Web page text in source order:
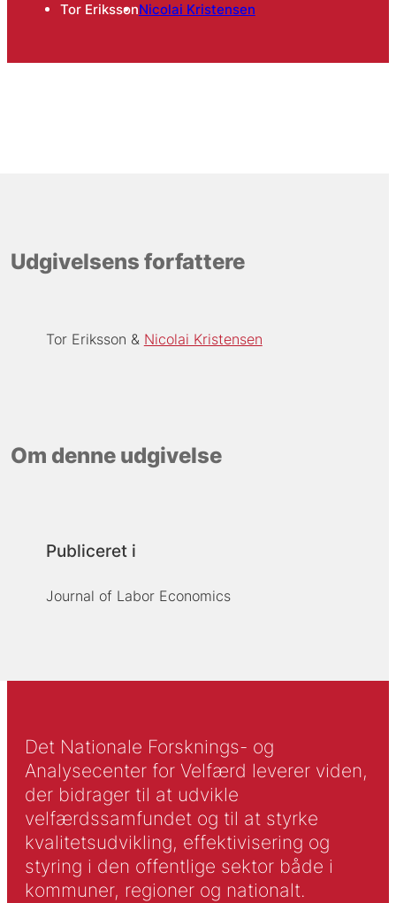
Tor ErikssonNicolai Kristensen
Udgivelsens forfattere
Tor Eriksson Nicolai Kristensen
Om denne udgivelse
Publiceret i
Journal of Labor Economics
Det Nationale Forsknings- og
Analysecenter for Velfærd leverer viden,
der bidrager til at udvikle
velfærdssamfundet og til at styrke
kvalitetsudvikling, effektivisering og
styring i den offentlige sektor både i
kommuner, regioner og nationalt.